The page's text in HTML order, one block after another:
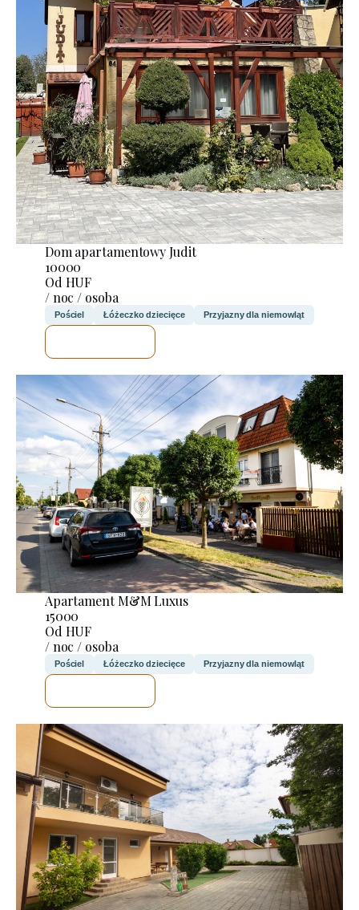
Dom apartamentowy Judit
10000
Od HUF
/ noc / osoba
Pościel Łóżeczko dziecięce Przyjazny dla niemowląt
Apartament M&M Luxus
15000
Od HUF
/ noc / osoba
Pościel Łóżeczko dziecięce Przyjazny dla niemowląt